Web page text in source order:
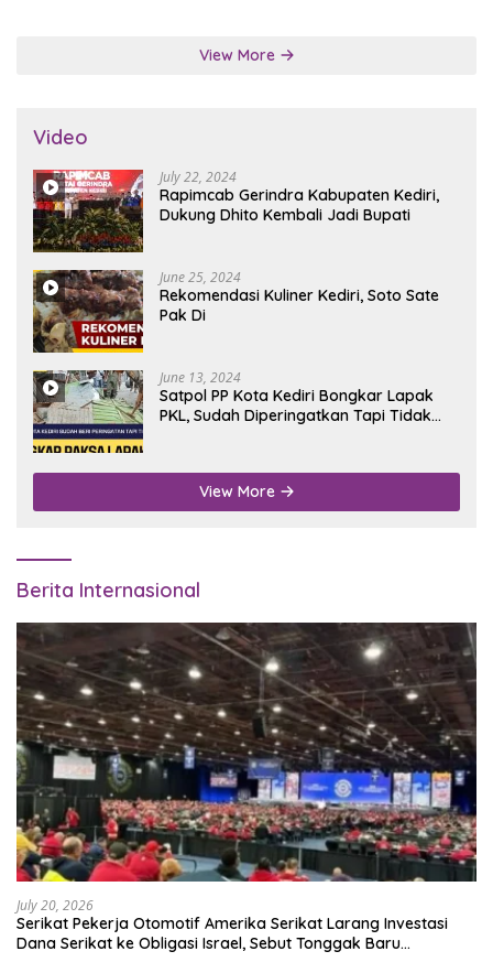
View More
Video
July 22, 2024
Rapimcab Gerindra Kabupaten Kediri,
Dukung Dhito Kembali Jadi Bupati
June 25, 2024
Rekomendasi Kuliner Kediri, Soto Sate
Pak Di
June 13, 2024
Satpol PP Kota Kediri Bongkar Lapak
PKL, Sudah Diperingatkan Tapi Tidak
View More
Berita Internasional
July 20, 2026
Serikat Pekerja Otomotif Amerika Serikat Larang Investasi
Dana Serikat ke Obligasi Israel, Sebut Tonggak Baru